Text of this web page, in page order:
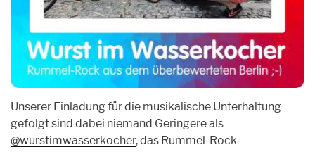
Unserer Einladung für die musikalische Unterhaltung
gefolgt sind dabei niemand Geringere als
@wurstimwasserkocher, das Rummel-Rock-